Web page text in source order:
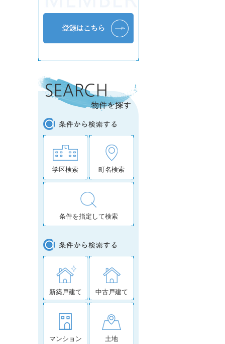
学区検索 町名検索
条件を指定して検索
新築戸建て 中古戸建て
マンション 土地